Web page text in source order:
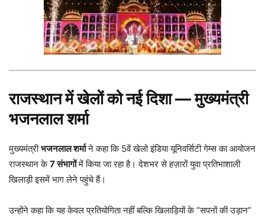
राजस्थान में खेलों को नई दिशा — मुख्यमंत्री
भजनलाल शर्मा
मुख्यमंत्रीभजनलाल शर्माने कहा कि 5वें खेलो इंडिया यूनिवर्सिटी गेम्स का आयोजन
राजस्थान के7 संभागोंमें किया जा रहा है। देशभर से हज़ारों युवा प्रतिभाशाली
खिलाड़ी इसमें भाग लेने पहुंचे हैं।
उन्होंने कहा कि यह केवल प्रतियोगिता नहीं बल्कि खिलाड़ियों के “सपनों की उड़ान”